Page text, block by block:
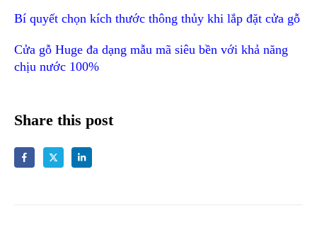
Bí quyết chọn kích thước thông thủy khi lắp đặt cửa gỗ
Cửa gỗ Huge đa dạng mẫu mã siêu bền với khả năng
chịu nước 100%
Share this post